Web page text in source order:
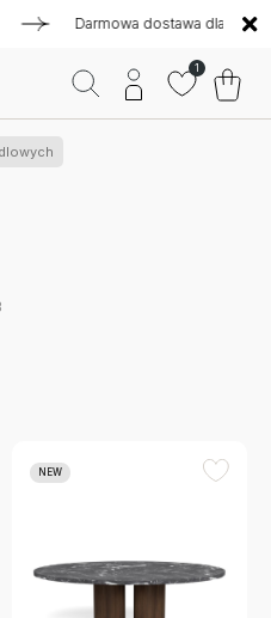
dostawa dla zamówień od
1
NEW